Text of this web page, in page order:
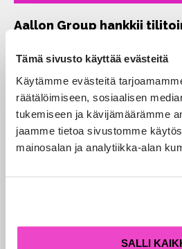
Tämä sivusto käyttää evästeitä
Käytämme evästeitä
räätälöimiseen, sosiaalisen
tukemiseen ja kävijämäärämme
jaamme tietoa sivustomme
mainosalan ja analytiikka-alan
SALLI
Aallon Group hankkii
6.9.2022 |Ajankohtaista